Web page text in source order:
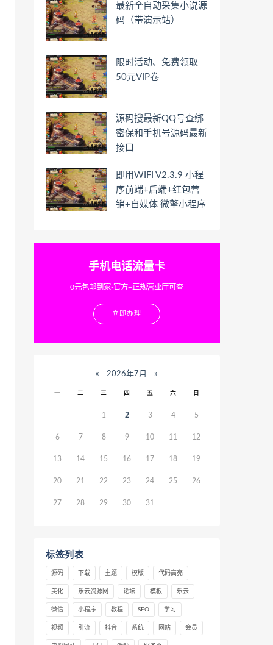
最新全自动采集小说源
码（带演示站）
限时活动、免费领取
50元VIP卷
源码搜最新QQ号查绑
密保和手机号源码最新
接口
即用WIFI V2.3.9 小程
序前端+后端+红包营
销+自媒体 微擎小程序
手机电话流量卡
0元包邮到家-官方+正规营业厅可查
立即办理
« 2026年7月 »
一 二 三 四 五 六 日
1 2 3 4 5
6 7 8 9 10 11 12
13 14 15 16 17 18 19
20 21 22 23 24 25 26
27 28 29 30 31
标签列表
源码 下载 主题 模版 代码高亮
美化 乐云资源网 论坛 模板 乐云
微信 小程序 教程 SEO 学习
视频 引流 抖音 系统 网站 会员